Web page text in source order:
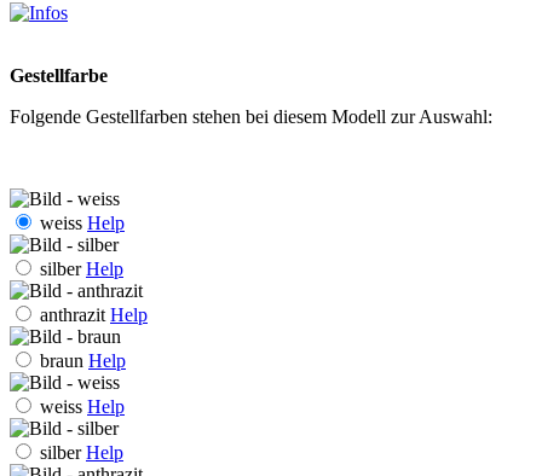
Gestellfarbe
Folgende Gestellfarben stehen bei diesem Modell zur Auswahl:
weiss Help
silber Help
anthrazit Help
braun Help
weiss Help
silber Help